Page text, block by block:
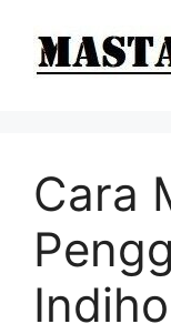
Cara